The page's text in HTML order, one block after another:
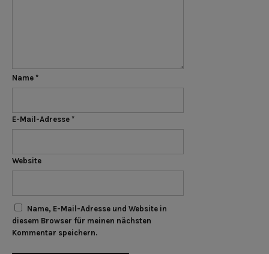
Name *
E-Mail-Adresse *
Website
Name, E-Mail-Adresse und Website in
diesem Browser für meinen nächsten
Kommentar speichern.